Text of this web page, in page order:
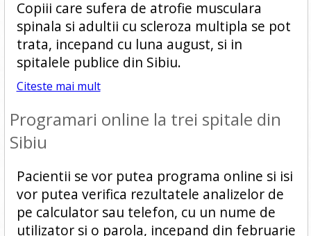
Copiii care sufera de atrofie musculara
spinala si adultii cu scleroza multipla se pot
trata, incepand cu luna august, si in
spitalele publice din Sibiu.
Citeste mai mult
Programari online la trei spitale din
Sibiu
Pacientii se vor putea programa online si isi
vor putea verifica rezultatele analizelor de
pe calculator sau telefon, cu un nume de
utilizator si o parola, incepand din februarie